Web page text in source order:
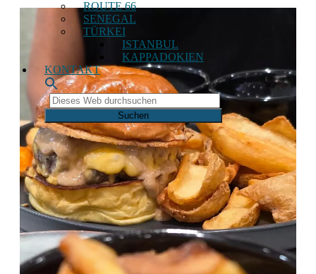
ROUTE 66
SENEGAL
TÜRKEI
ISTANBUL
KAPPADOKIEN
KONTAKT
Dieses
Web
durchsuchen